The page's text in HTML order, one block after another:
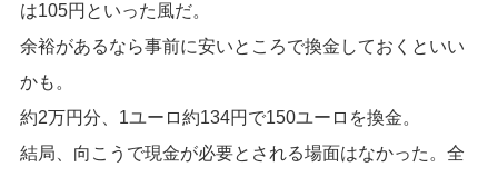
は105円といった風だ。
余裕があるなら事前に安いところで換金しておくといい
かも。
約2万円分、1ユーロ約134円で150ユーロを換金。
結局、向こうで現金が必要とされる場面はなかった。全